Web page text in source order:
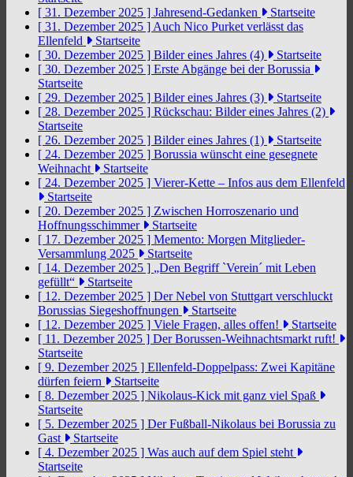
[ 31. Dezember 2025 ] Jahresend-Gedanken
Startseite
[ 31. Dezember 2025 ] Auch Nico Purket verlässt das
Ellenfeld
Startseite
[ 30. Dezember 2025 ] Bilder eines Jahres (4)
Startseite
[ 30. Dezember 2025 ] Erste Abgänge bei der Borussia
Startseite
[ 29. Dezember 2025 ] Bilder eines Jahres (3)
Startseite
[ 28. Dezember 2025 ] Rückschau: Bilder eines Jahres (2)
Startseite
[ 26. Dezember 2025 ] Bilder eines Jahres (1)
Startseite
[ 24. Dezember 2025 ] Borussia wünscht eine gesegnete
Weihnacht
Startseite
[ 24. Dezember 2025 ] Vierer-Kette – Infos aus dem Ellenfeld
Startseite
[ 20. Dezember 2025 ] Zwischen Horroszenario und
Hoffnungsschimmer
Startseite
[ 17. Dezember 2025 ] Memento: Morgen Mitglieder-
Versammlung 2025
Startseite
[ 14. Dezember 2025 ] „Den Begriff `Verein´ mit Leben
gefüllt“
Startseite
[ 12. Dezember 2025 ] Der Nebel von Stuttgart verschluckt
Borussias Siegeshoffnungen
Startseite
[ 12. Dezember 2025 ] Viele Fragen, alles offen!
Startseite
[ 11. Dezember 2025 ] Der Borussen-Weihnachtsmarkt ruft!
Startseite
[ 9. Dezember 2025 ] Ellenfeld-Doppelpass: Zwei Kapitäne
dürfen feiern
Startseite
[ 8. Dezember 2025 ] Nikolaus-Kick mit ganz viel Spaß
Startseite
[ 5. Dezember 2025 ] Der Fußball-Nikolaus bei Borussia zu
Gast
Startseite
[ 4. Dezember 2025 ] Was auch auf dem Spiel steht
Startseite